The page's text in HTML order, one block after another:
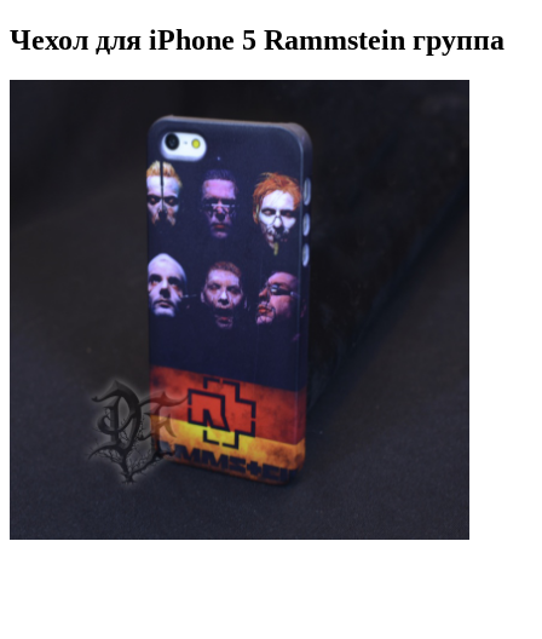
Чехол для iPhone 5 Rammstein группа